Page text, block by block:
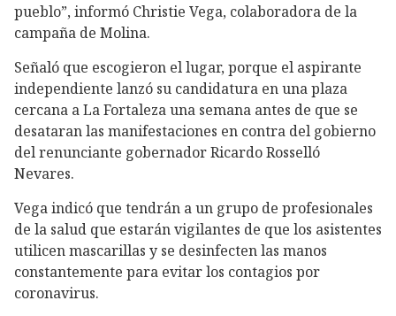
pueblo”, informó Christie Vega, colaboradora de la
campaña de Molina.
Señaló que escogieron el lugar, porque el aspirante
independiente lanzó su candidatura en una plaza
cercana a La Fortaleza una semana antes de que se
desataran las manifestaciones en contra del gobierno
del renunciante gobernador Ricardo Rosselló
Nevares.
Vega indicó que tendrán a un grupo de profesionales
de la salud que estarán vigilantes de que los asistentes
utilicen mascarillas y se desinfecten las manos
constantemente para evitar los contagios por
coronavirus.